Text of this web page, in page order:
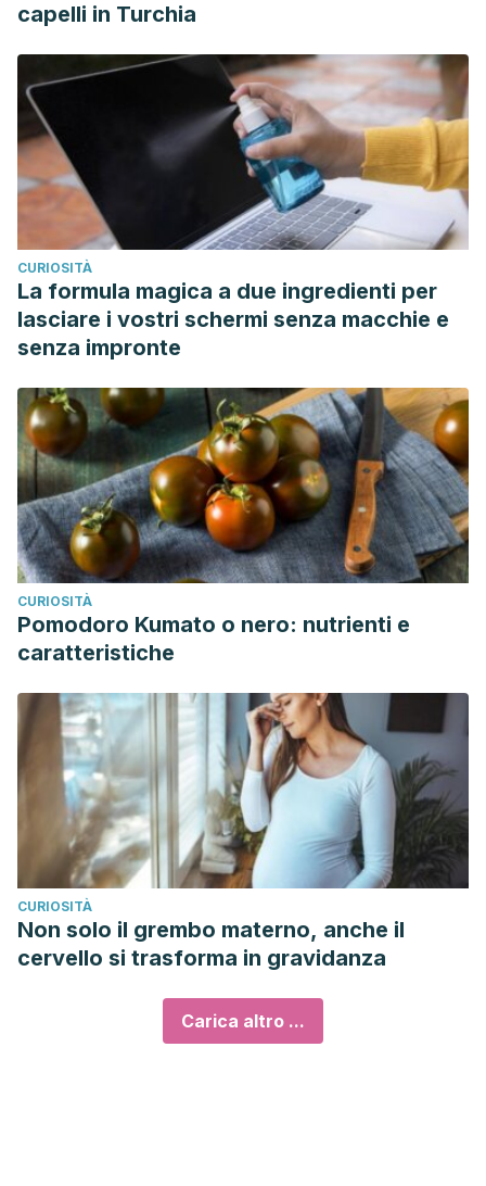
capelli in Turchia
CURIOSITÀ
La formula magica a due ingredienti per
lasciare i vostri schermi senza macchie e
senza impronte
CURIOSITÀ
Pomodoro Kumato o nero: nutrienti e
caratteristiche
CURIOSITÀ
Non solo il grembo materno, anche il
cervello si trasforma in gravidanza
Carica altro ...